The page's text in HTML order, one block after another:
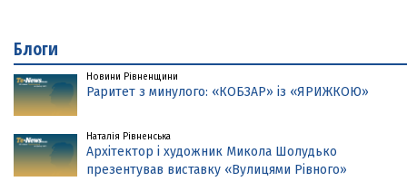
Блоги
Новини Рівненщини
Раритет з минулого: «КОБЗАР» із «ЯРИЖКОЮ»
Наталія Рівненська
Архітектор і художник Микола Шолудько
презентував виставку «Вулицями Рівного»